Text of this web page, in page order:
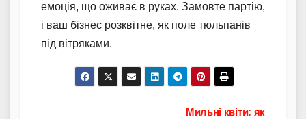
емоція, що оживає в руках. Замовте партію,
і ваш бізнес розквітне, як поле тюльпанів
під вітряками.
Мильні квіти: як